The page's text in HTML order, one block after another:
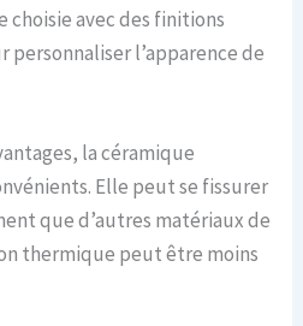
avec des finitions
l’apparence de
la céramique
Elle peut se fissurer
que d’autres matériaux de
thermique peut être moins